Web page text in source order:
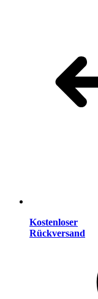
Kostenloser
Rückversand